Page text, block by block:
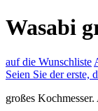
Wasabi
auf die Wunschliste
Seien Sie der erste,
großes